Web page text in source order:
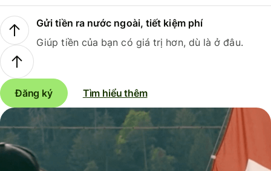
Gửi tiền ra nước ngoài, tiết kiệm phí
Giúp tiền của bạn có giá trị hơn, dù là ở đâu.
Đăng ký Tìm hiểu thêm